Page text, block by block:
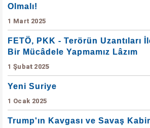
Olmalı!
1 Mart 2025
FETÖ, PKK - Terörün Uzantıları
Bir Mücâdele Yapmamız Lâzım
1 Şubat 2025
Yeni Suriye
1 Ocak 2025
Trump'ın Kavgası ve Savaş